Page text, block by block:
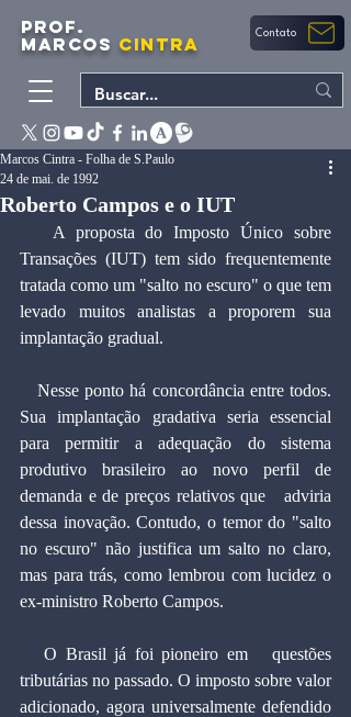
PROF.
MARCOS CINTRA Contato
Roberto Campos e o IUT
Marcos Cintra - Folha de S.Paulo
24 de mai. de 1992
Transações (IUT) tem sido frequentemente
tratada como um "salto no escuro" o que tem
levado muitos analistas a proporem sua
implantação gradual.
Sua implantação gradativa seria essencial
para permitir a adequação do sistema
produtivo brasileiro ao novo perfil de
demanda e de preços relativos que   adviria
dessa inovação. Contudo, o temor do "salto
no escuro" não justifica um salto no claro,
mas para trás, como lembrou com lucidez o
ex-ministro Roberto Campos.
   O Brasil já foi pioneiro em   questões
tributárias no passado. O imposto sobre valor
adicionado, agora universalmente defendido